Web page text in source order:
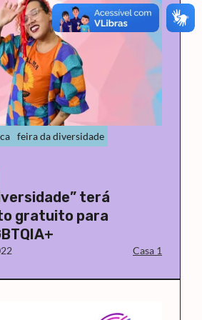
feira da diversidade
terá
gratuito para
Casa 1